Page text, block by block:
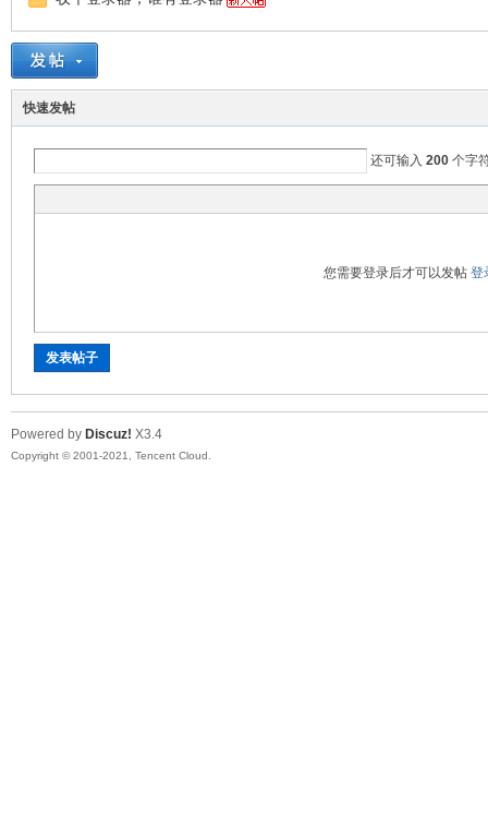
快速发帖
还可输入 200个字
您需要登录后才可以发帖 登
发表帖子
Powered by Discuz! X3.4
Copyright © 2001-2021, Tencent Cloud.